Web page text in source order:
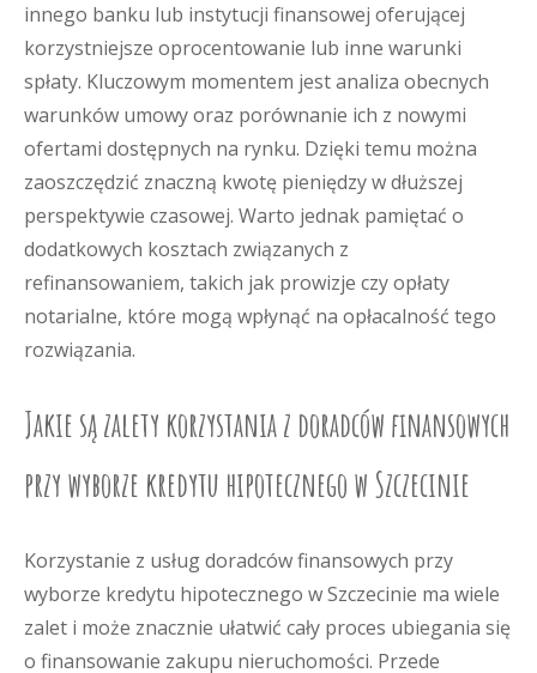
innego banku lub instytucji finansowej oferującej
korzystniejsze oprocentowanie lub inne warunki
spłaty. Kluczowym momentem jest analiza obecnych
warunków umowy oraz porównanie ich z nowymi
ofertami dostępnych na rynku. Dzięki temu można
zaoszczędzić znaczną kwotę pieniędzy w dłuższej
perspektywie czasowej. Warto jednak pamiętać o
dodatkowych kosztach związanych z
refinansowaniem, takich jak prowizje czy opłaty
notarialne, które mogą wpłynąć na opłacalność tego
rozwiązania.
Jakie są zalety korzystania z doradców finansowych
przy wyborze kredytu hipotecznego w Szczecinie
Korzystanie z usług doradców finansowych przy
wyborze kredytu hipotecznego w Szczecinie ma wiele
zalet i może znacznie ułatwić cały proces ubiegania się
o finansowanie zakupu nieruchomości. Przede